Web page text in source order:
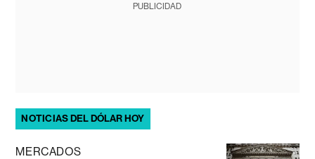
PUBLICIDAD
NOTICIAS DEL DÓLAR HOY
MERCADOS